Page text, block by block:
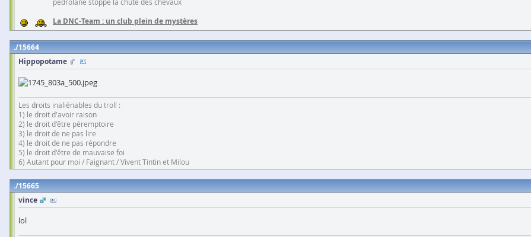
La DNC-Team : un club plein de mystères
15664
Hippopotame
Les droits inaliénables du troll :
1) le droit d'avoir raison
2) le droit d'être péremptoire
3) le droit de ne pas lire
4) le droit de ne pas répondre
5) le droit d'être de mauvaise foi
6) Autant pour moi / Faignant / Vivent Tintin et Milou
15665
vince
lol